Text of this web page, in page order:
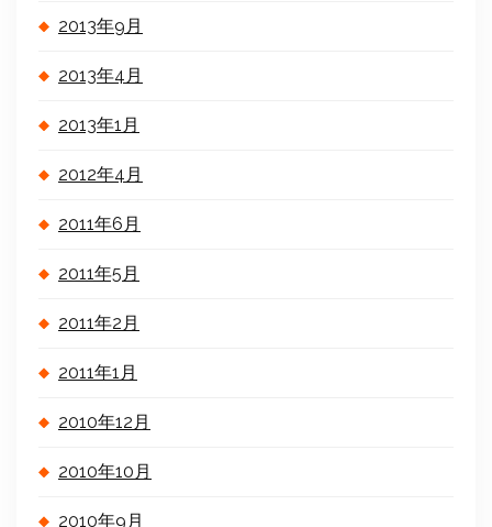
2013年9月
2013年4月
2013年1月
2012年4月
2011年6月
2011年5月
2011年2月
2011年1月
2010年12月
2010年10月
2010年9月